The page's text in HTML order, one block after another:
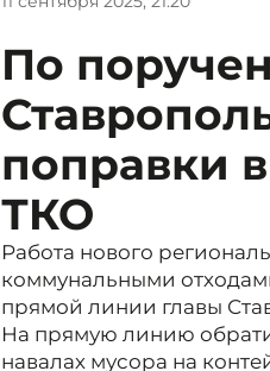
По
поправки
ТКО
Работа нового
коммунальными
прямой линии главы
На прямую линию
навалах мусора на